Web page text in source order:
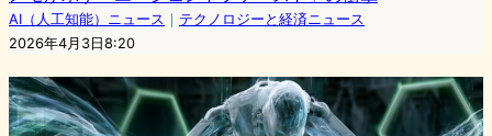
AI（人工知能）ニュース ｜ テクノロジーと経済ニュース
2026年4月3日8:20